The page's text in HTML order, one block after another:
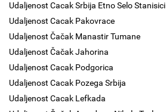
Udaljenost Cacak Srbija Etno Selo Stanisici
Udaljenost Cacak Pakovrace
Udaljenost Čačak Manastir Tumane
Udaljenost Čačak Jahorina
Udaljenost Cacak Podgorica
Udaljenost Cacak Pozega Srbija
Udaljenost Cacak Lefkada